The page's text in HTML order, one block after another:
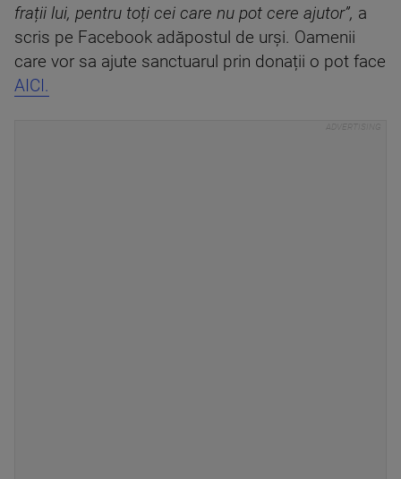
frații lui, pentru toți cei care nu pot cere ajutor”, a
scris pe Facebook adăpostul de urși. Oamenii
care vor sa ajute sanctuarul prin donații o pot face
AICI.